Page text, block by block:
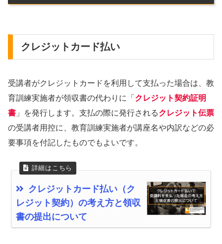
クレジットカード払い
受講者がクレジットカードを利用して支払った場合は、教
育訓練実施者が領収書の代わりに「 クレジット契約証明
書 」を発行します。支払の際に発行されるクレジット伝票
の受講者用控に、教育訓練実施者が講座名や内訳などの必
要事項を付記したものでもよいです。
クレジットカード払い（ク
レジット契約）の考え方と領収
書の提出について